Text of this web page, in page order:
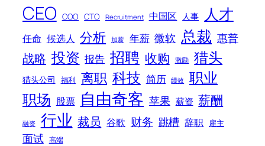
CEO COO CTO Recruitment 中国区 人事 人才
任命 候选人 分析 加薪 年薪 微软 总裁 惠普
战略 投资 报告 招聘 收购 激励 猎头
猎头公司 福利 离职 科技 简历 绩效 职业
职场 股票 自由奇客 苹果 薪资 薪酬
融资 行业 裁员 谷歌 财务 跳槽 辞职 雇主
面试 高端